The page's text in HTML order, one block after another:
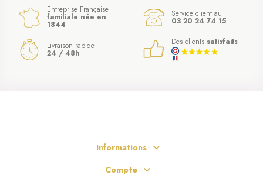
Entreprise Française
familiale née en
1844
Service client au
03 20 24 74 15
Livraison rapide
24 / 48h
Des clients satisfaits
Informations
Compte